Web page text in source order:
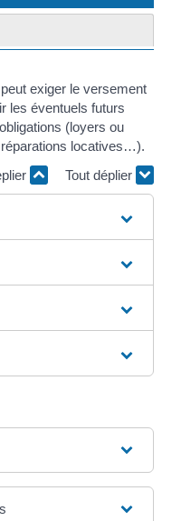
exiger le versement
les éventuels futurs
(loyers ou
locatives…).
Tout déplier